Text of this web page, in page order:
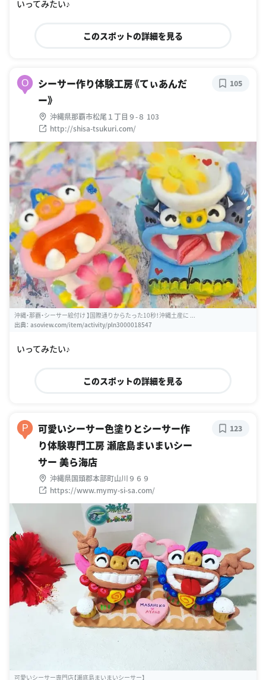
いってみたい♪
このスポットの詳細を見る
O
シーサー作り体験工房《てぃあんだ
ー》
沖縄県那覇市松尾１丁目９-８ 103
http://shisa-tsukuri.com/
105
沖縄・那覇・シーサー絵付け 】国際通りからたった10秒！沖縄土産に ...
出典： asoview.com/item/activity/pln3000018547
いってみたい♪
このスポットの詳細を見る
P
可愛いシーサー色塗りとシーサー作
り体験専門工房 瀬底島まいまいシー
サー 美ら海店
沖縄県国頭郡本部町山川９６９
https://www.mymy-si-sa.com/
123
可愛いシーサー専門店【瀬底島まいまいシーサー】